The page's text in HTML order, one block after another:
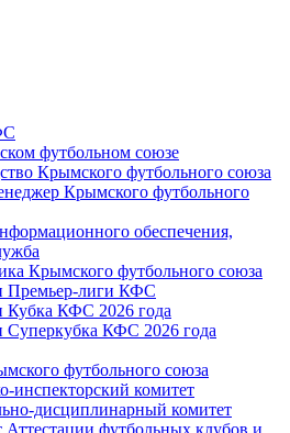
футбольном союзе
Крымского футбольного союза
Крымского футбольного
обеспечения,
Крымского футбольного союза
Премьер-лиги КФС
Кубка КФС 2026 года
Суперкубка КФС 2026 года
футбольного союза
инспекторский комитет
дисциплинарный комитет
Аттестации футбольных клубов и